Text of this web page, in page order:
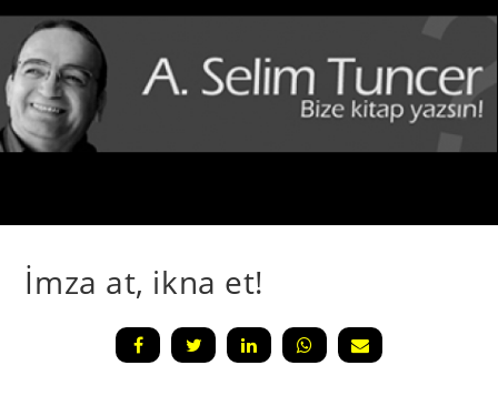
İmza at, ikna et!